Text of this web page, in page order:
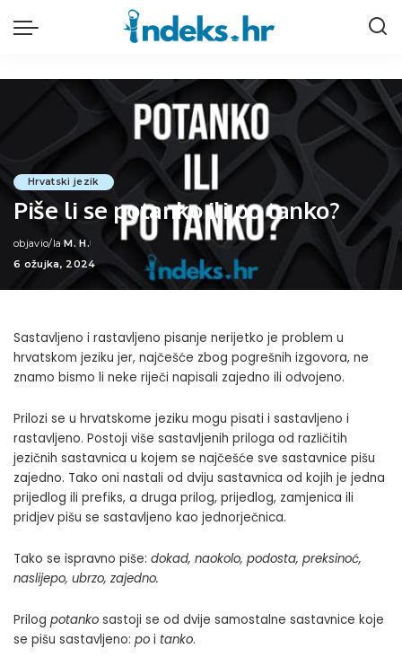
Hrvatski jezik
Piše li se potanko ili po tanko?
Posted
by
objavio/la M. H.
6 ožujka, 2024
Sastavljeno i rastavljeno pisanje nerijetko je problem u
hrvatskom jeziku jer, najčešće zbog pogrešnih izgovora, ne
znamo bismo li neke riječi napisali zajedno ili odvojeno.
Prilozi se u hrvatskome jeziku mogu pisati i sastavljeno i
rastavljeno. Postoji više sastavljenih priloga od različitih
jezičnih sastavnica u kojem se najčešće sve sastavnice pišu
zajedno. Tako oni nastali od dviju sastavnica od kojih je jedna
prijedlog ili prefiks, a druga prilog, prijedlog, zamjenica ili
pridjev pišu se sastavljeno kao jednorječnica.
Tako se ispravno piše: dokad, naokolo, podosta, preksinoć,
naslijepo, ubrzo, zajedno.
Prilog potanko sastoji se od dvije samostalne sastavnice koje
se pišu sastavljeno: po i tanko.